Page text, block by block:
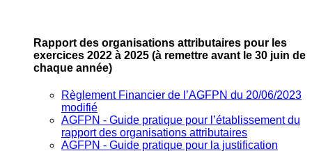
Rapport des organisations attributaires pour les
exercices 2022 à 2025 (à remettre avant le 30 juin de
chaque année)
Règlement Financier de l’AGFPN du 20/06/2023
modifié
AGFPN ‐ Guide pratique pour l’établissement du
rapport des organisations attributaires
AGFPN ‐ Guide pratique pour la justification